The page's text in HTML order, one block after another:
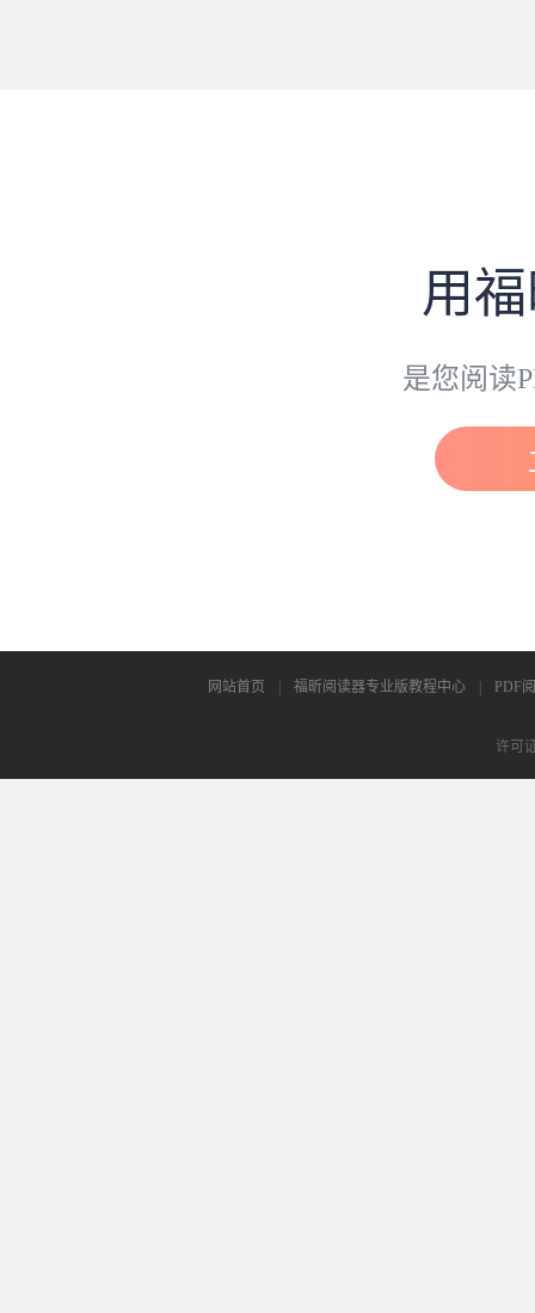
用
是您阅读
网站首页 福昕阅读器专业版教程中心 PDF
许可